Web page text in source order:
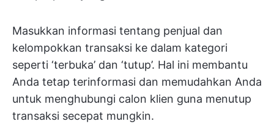
Masukkan informasi tentang penjual dan
kelompokkan transaksi ke dalam kategori
seperti ‘terbuka’ dan ‘tutup’. Hal ini membantu
Anda tetap terinformasi dan memudahkan Anda
untuk menghubungi calon klien guna menutup
transaksi secepat mungkin.